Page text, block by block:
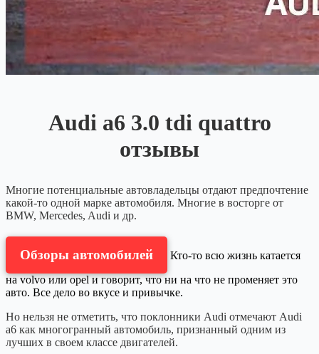
Audi a6 3.0 tdi quattro
отзывы
Многие потенциальные автовладельцы отдают предпочтение
какой-то одной марке автомобиля. Многие в восторге от
BMW, Mercedes, Audi и др.
Обзоры автомобилей
Кто-то всю жизнь катается
на volvo или opel и говорит, что ни на что не променяет это
авто. Все дело во вкусе и привычке.
Но нельзя не отметить, что поклонники Audi отмечают Audi
a6 как многогранный автомобиль, признанный одним из
лучших в своем классе двигателей.